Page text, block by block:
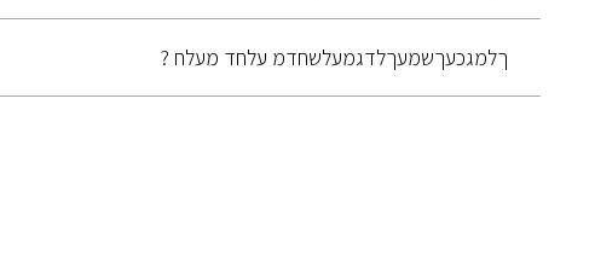
ךלמגכעךשמעךלדגמעלשחדמ עלחד מעלח ?